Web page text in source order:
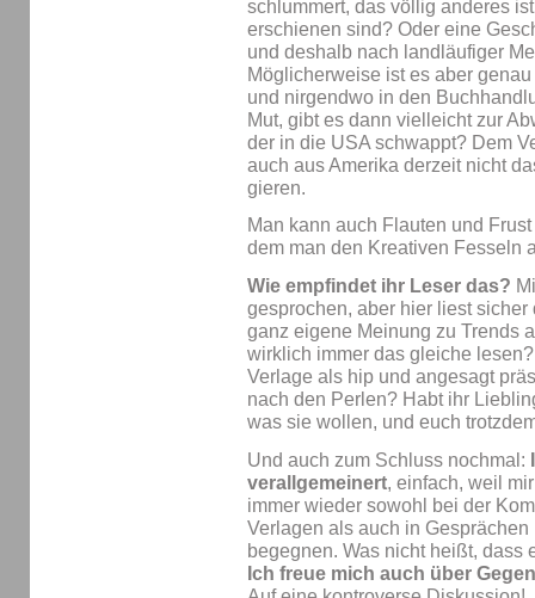
schlummert, das völlig anderes
erschienen sind? Oder eine
und deshalb nach landläufiger
Möglicherweise ist es aber
und nirgendwo in den
Mut, gibt es dann vielleicht zur
der in die USA schwappt? Dem
auch aus Amerika derzeit nicht
gieren.
Man kann auch Flauten und
dem man den Kreativen Fesseln
Wie empfindet ihr Leser das?
gesprochen, aber hier liest
ganz eigene Meinung zu Trends
wirklich immer das gleiche
Verlage als hip und angesagt
nach den Perlen? Habt ihr
was sie wollen, und euch
Und auch zum Schluss nochmal:
verallgemeinert, einfach, weil
immer wieder sowohl bei der
Verlagen als auch in
begegnen. Was nicht heißt, dass
Ich freue mich auch über